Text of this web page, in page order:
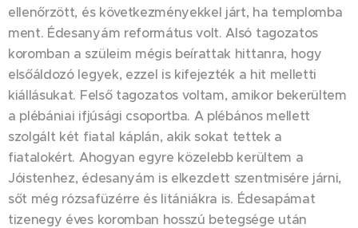
ellenőrzött, és következményekkel járt, ha templomba
ment. Édesanyám református volt. Alsó tagozatos
koromban a szüleim mégis beírattak hittanra, hogy
elsőáldozó legyek, ezzel is kifejezték a hit melletti
kiállásukat. Felső tagozatos voltam, amikor bekerültem
a plébániai ifjúsági csoportba. A plébános mellett
szolgált két fiatal káplán, akik sokat tettek a
fiatalokért. Ahogyan egyre közelebb kerültem a
Jóistenhez, édesanyám is elkezdett szentmisére járni,
sőt még rózsafüzérre és litániákra is. Édesapámat
tizenegy éves koromban hosszú betegsége után